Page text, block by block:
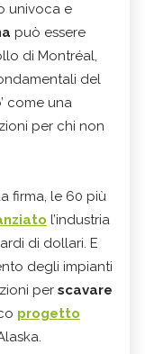
univoca e
può essere
di Montréal,
del
come una
per chi non
firma, le 60 più
l’industria
di dollari. E
degli impianti
per scavare
progetto